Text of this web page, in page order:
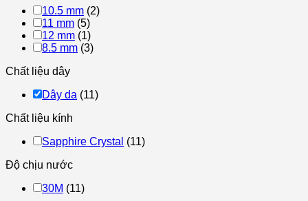
10.5 mm (2)
11 mm (5)
12 mm (1)
8.5 mm (3)
Chất liệu dây
Dây da (11)
Chất liệu kính
Sapphire Crystal (11)
Độ chịu nước
30M (11)